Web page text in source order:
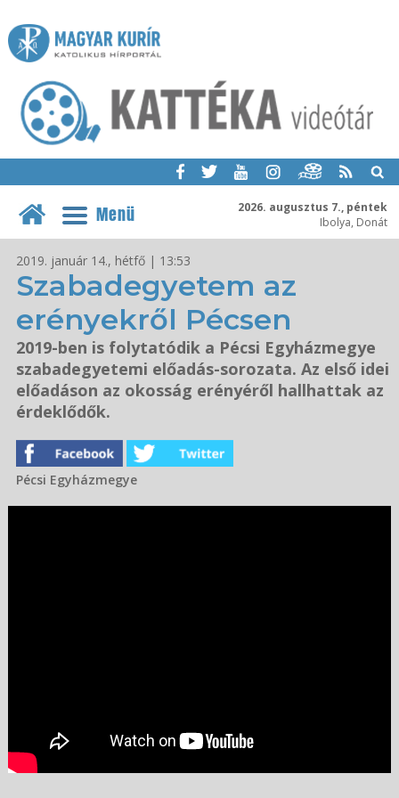
2026. augusztus 7., péntek
Ibolya, Donát
Menü
2019. január 14., hétfő | 13:53
Szabadegyetem az
erényekről Pécsen
2019-ben is folytatódik a Pécsi Egyházmegye
szabadegyetemi előadás-sorozata. Az első idei
előadáson az okosság erényéről hallhattak az
érdeklődők.
Pécsi Egyházmegye